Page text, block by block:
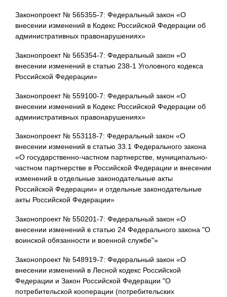
Законопроект № 565355-7: Федеральный закон «О
внесении изменений в Кодекс Российской Федерации об
административных правонарушениях»
Законопроект № 565354-7: Федеральный закон «О
внесении изменений в статью 238-1 Уголовного кодекса
Российской Федерации»
Законопроект № 559100-7: Федеральный закон «О
внесении изменений в Кодекс Российской Федерации об
административных правонарушениях»
Законопроект № 553118-7: Федеральный закон «О
внесении изменений в статью 33.1 Федерального закона
«О государственно-частном партнерстве, муниципально-
частном партнерстве в Российской Федерации и внесении
изменений в отдельные законодательные акты
Российской Федерации» и отдельные законодательные
акты Российской Федерации»
Законопроект № 550201-7: Федеральный закон «О
внесении изменений в статью 24 Федерального закона "О
воинской обязанности и военной службе"»
Законопроект № 548919-7: Федеральный закон «О
внесении изменений в Лесной кодекс Российской
Федерации и Закон Российской Федерации "О
потребительской кооперации (потребительских